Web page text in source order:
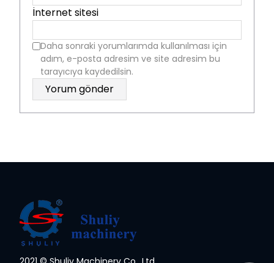
İnternet sitesi
Daha sonraki yorumlarımda kullanılması için
adım, e-posta adresim ve site adresim bu
tarayıcıya kaydedilsin.